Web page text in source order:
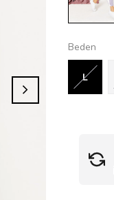
Beden
L